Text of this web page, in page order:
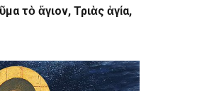
τὸ ἅγιον, Τριὰς ἁγία,